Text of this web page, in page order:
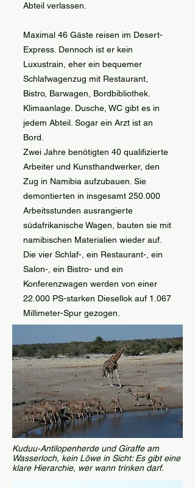
Abteil verlassen.
Maximal 46 Gäste reisen im Desert-
Express. Dennoch ist er kein
Luxustrain, eher ein bequemer
Schlafwagenzug mit Restaurant,
Bistro, Barwagen, Bordbibliothek.
Klimaanlage. Dusche, WC gibt es in
jedem Abteil. Sogar ein Arzt ist an
Bord.
Zwei Jahre benötigten 40 qualifizierte
Arbeiter und Kunsthandwerker, den
Zug in Namibia aufzubauen. Sie
demontierten in insgesamt 250.000
Arbeitsstunden ausrangierte
südafrikanische Wagen, bauten sie mit
namibischen Materialien wieder auf.
Die vier Schlaf-, ein Restaurant-, ein
Salon-, ein Bistro- und ein
Konferenzwagen werden von einer
22.000 PS-starken Diesellok auf 1.067
Millimeter-Spur gezogen.
Kuduu-Antilopenherde und Giraffe am
Wasserloch, kein Löwe in Sicht: Es gibt eine
klare Hierarchie, wer wann trinken darf.